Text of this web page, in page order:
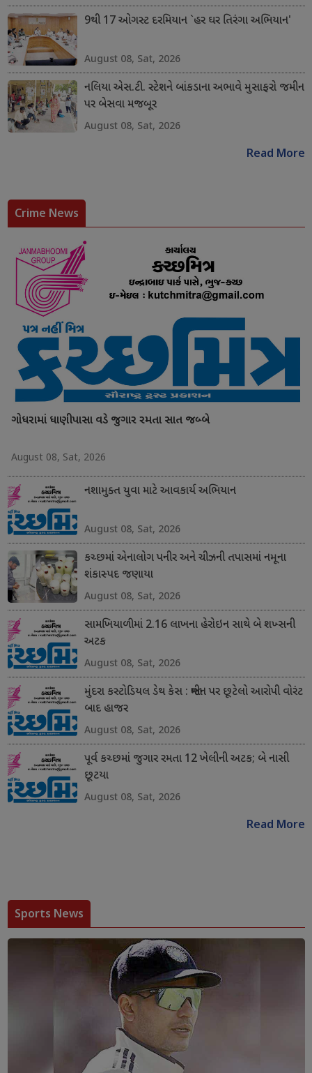
9થી 17 ઓગસ્ટ દરમિયાન `હર ઘર તિરંગા અભિયાન'
August 08, Sat, 2026
નલિયા એસ.ટી. સ્ટેશને બાંકડાના અભાવે મુસાફરો જમીન
પર બેસવા મજબૂર
August 08, Sat, 2026
Read More
Crime News
ગોધરામાં ધાણીપાસા વડે જુગાર રમતા સાત જબ્બે
August 08, Sat, 2026
નશામુક્ત યુવા માટે આવકાર્ય અભિયાન
August 08, Sat, 2026
કચ્છમાં એનાલોગ પનીર અને ચીઝની તપાસમાં નમૂના
શંકાસ્પદ જણાયા
August 08, Sat, 2026
સામખિયાળીમાં 2.16 લાખના હેરોઇન સાથે બે શખ્સની
અટક
August 08, Sat, 2026
મુંદરા કસ્ટોડિયલ ડેથ કેસ : જામીન પર છૂટેલો આરોપી વોરંટ
બાદ હાજર
August 08, Sat, 2026
પૂર્વ કચ્છમાં જુગાર રમતા 12 ખેલીની અટક; બે નાસી
છૂટયા
August 08, Sat, 2026
Read More
Sports News